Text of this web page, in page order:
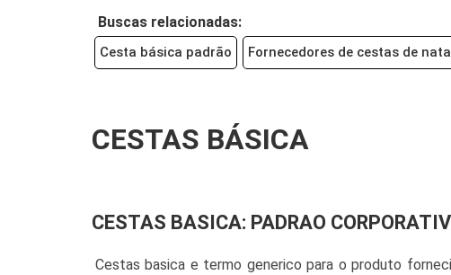
Buscas relacionadas:
Cesta básica padrão Fornecedores de cestas de
CESTAS BÁSICA
CESTAS BASICA: PADRAO
Cestas basica e termo generico para o produto